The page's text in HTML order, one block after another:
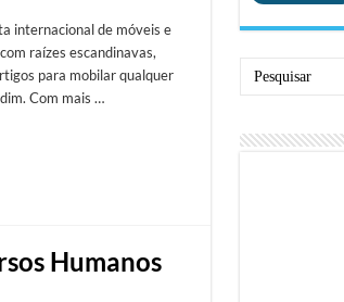
internacional de móveis e
raízes escandinavas,
para mobilar qualquer
Com mais …
Humanos